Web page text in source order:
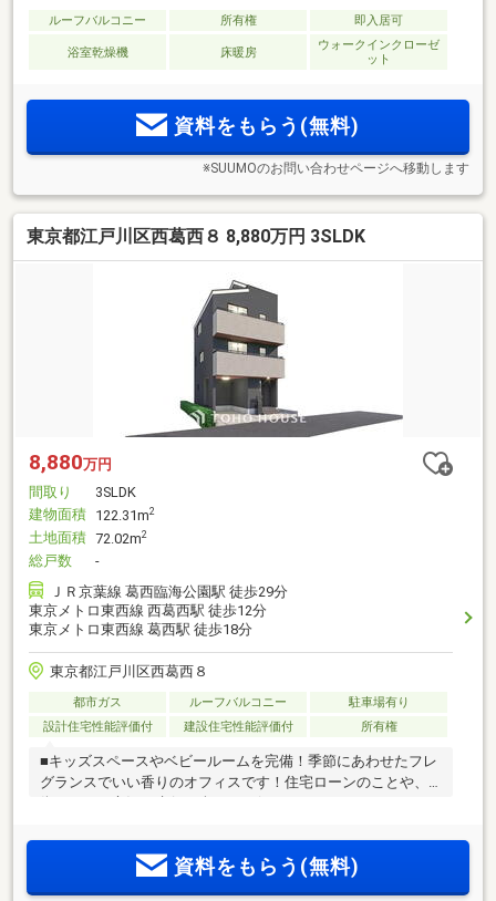
ルーフバルコニー 所有権 即入居可
浴室乾燥機 床暖房
ウォークインクローゼ
ット
資料をもらう(無料)
※SUUMOのお問い合わせページへ移動します
東京都江戸川区西葛西８ 8,880万円 3SLDK
8,880万円
間取り
3SLDK
建物面積 122.31m2
土地面積 72.02m2
総戸数
-
ＪＲ京葉線 葛西臨海公園駅 徒歩29分
東京メトロ東西線 西葛西駅 徒歩12分
東京メトロ東西線 葛西駅 徒歩18分
東京都江戸川区西葛西８
都市ガス ルーフバルコニー
駐車場有り
設計住宅性能評価付
建設住宅性能評価付 所有権
■キッズスペースやベビールームを完備！季節にあわせたフレ
グランスでいい香りのオフィスです！住宅ローンのことや、
は未来を見据えて立てなければいけません。漠然とした不安
や悩みを『見える化』して幸せな未来へのスタートを切りま
資料をもらう(無料)